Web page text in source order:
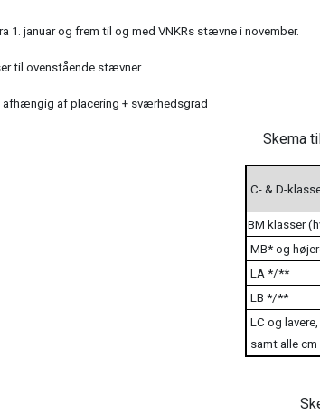
1. januar og frem til og med VNKRs stævne i november.
til ovenstående stævner.
afhængig af placering + sværhedsgrad
Skema
C- & D-
BM klasser
MB* og
LA */**
LB */**
LC og lavere,
samt alle